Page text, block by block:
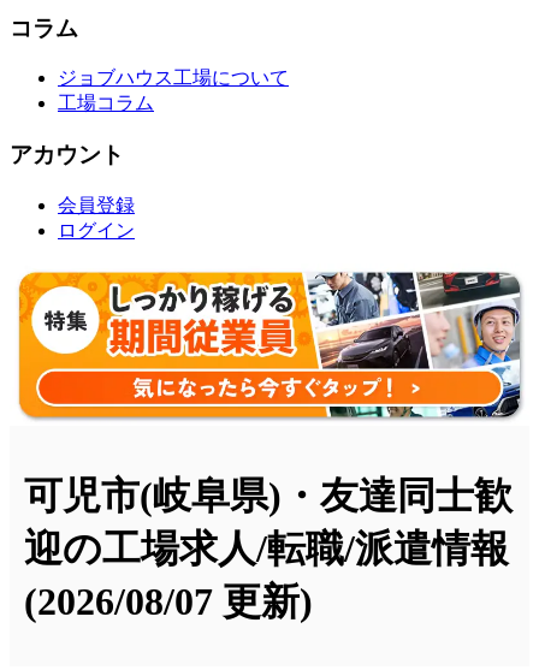
コラム
ジョブハウス工場について
工場コラム
アカウント
会員登録
ログイン
可児市(岐阜県)・友達同士歓
迎の工場求人/転職/派遣情報
(2026/08/07 更新)